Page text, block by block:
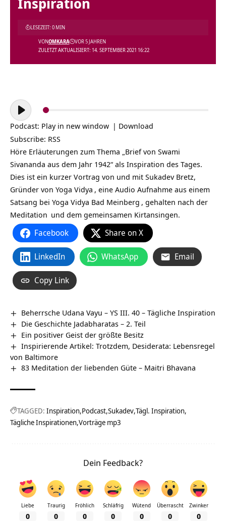
ZULETZT AKTUALISIERT: 14. SEPTEMBER 2021 16:22
VONOMKARA VOR 5 JAHREN
LESEZEIT: 0 MIN
Audio-
Player
Podcast: Play in new window | Download
Subscribe: RSS
Höre Erläuterungen zum Thema „Brief von Swami
Sivananda aus dem Jahr 1942“ als Inspiration des Tages.
Dies ist ein kurzer Vortrag von und mit Sukadev Bretz,
Gründer von Yoga Vidya , eine Audio Aufnahme aus einem
Satsang bei Yoga Vidya Bad Meinberg , gehalten nach der
Meditation und dem gemeinsamen Kirtansingen.
Facebook Share on X
LinkedIn WhatsApp Email
Copy Link
Beherrsche Udana Vayu – YS III. 40 – Tägliche Inspiration
Die Geschichte Jadabharatas – 2. Teil
Ein positiver Geist der größte Besitz
Inspirierende Artikel: Trotzdem, Desiderata: Lebensregel
von Baltimore
83 Meditation der liebenden Güte – Maitri Bhavana
TAGGED: Inspiration Podcast Sukadev Tägl. Inspiration
Tägliche Inspirationen Vorträge mp3
Dein Feedback?
Liebe
0
Traurig
0
Fröhlich
0
Schläfrig
0
Wütend
0
Überrascht
0
Zwinker
0